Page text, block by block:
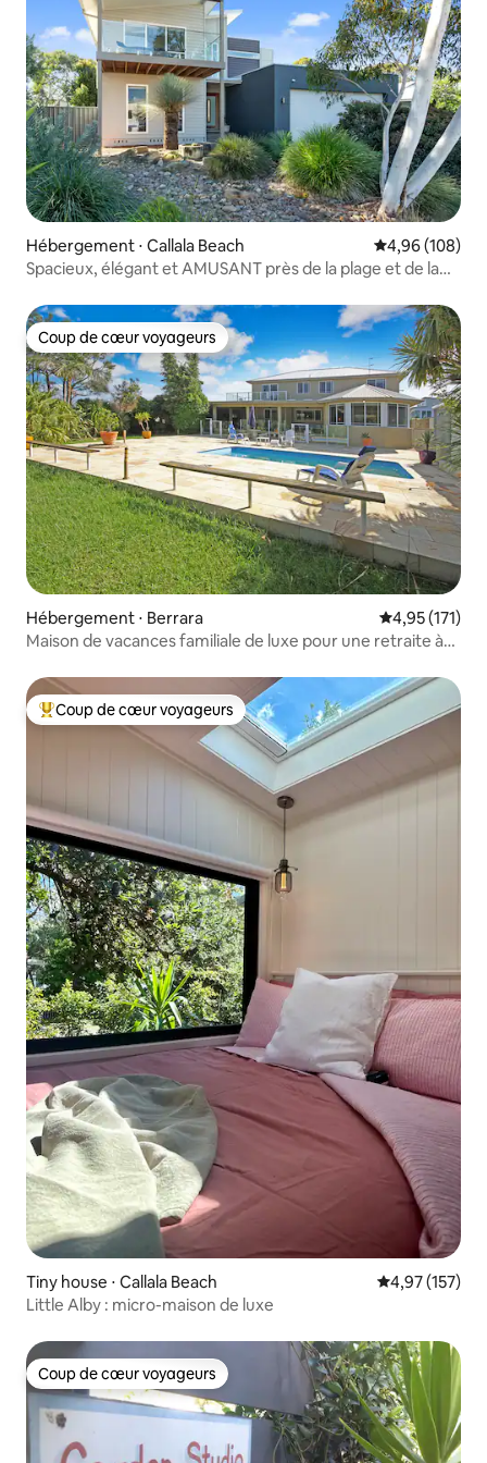
Hébergement ⋅ Callala Beach Évaluation
4,96 (108)
Spacieux, élégant et AMUSANT près de la plage et de la
Coup de cœur voyageurs
Coup de cœur voyageurs
Hébergement ⋅ Berrara Évaluation
4,95 (171)
Maison de vacances familiale de luxe pour une retraite à
Coups de cœur voyageurs les plus appréciés
Coup de cœur voyageurs
Tiny house ⋅ Callala Beach Évaluation
4,97 (157)
Little Alby : micro-maison de luxe
Coup de cœur voyageurs
Coup de cœur voyageurs